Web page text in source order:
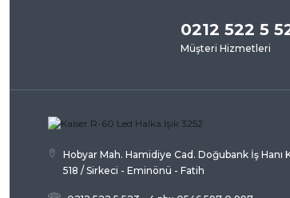
Ürün resmi kalitesiz, bozuk veya görüntülenemiyor.
Ürün açıklamasında eksik bilgiler bulunuyor.
Ürün fiyatı diğer sitelerden daha pahalı.
Bu ürüne benzer farklı alternatifler olmalı.
0212 522 5
Müşteri Hizmetleri
Hobyar Mah. Hamidiye Cad. Doğubank İş Hanı
518 / Sirkeci - Eminönü - Fatih